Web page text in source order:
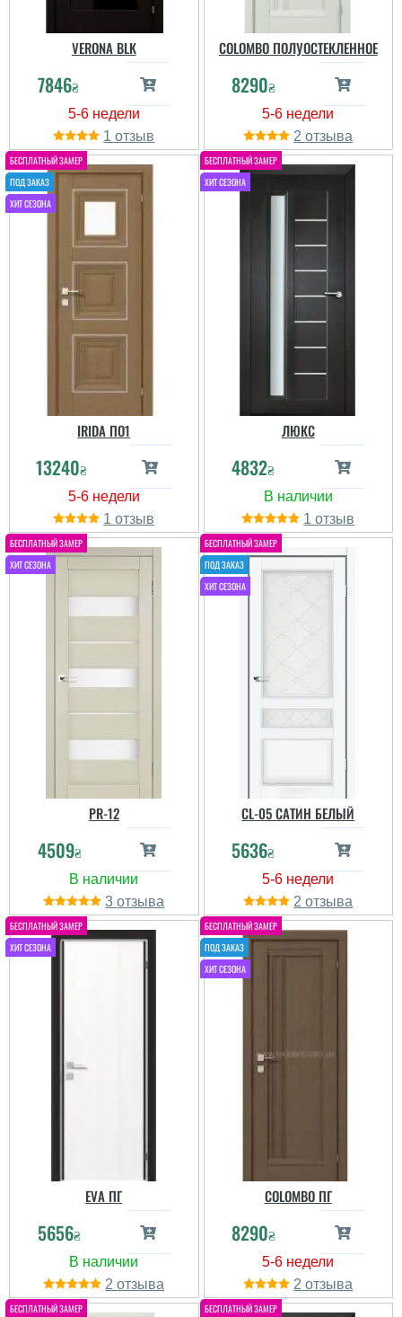
VERONA BLK
7846₴
1
COLOMBO ПОЛУОСТЕКЛЕННОЕ
8290₴
2
IRIDA ПО1
13240₴
1
ЛЮКС
4832₴
1
PR-12
4509₴
3
CL-05 САТИН БЕЛЫЙ
5636₴
2
EVA ПГ
5656₴
2
COLOMBO ПГ
8290₴
2